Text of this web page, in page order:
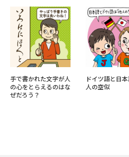
手で書かれた文字が人
の心をとらえるのはな
ぜだろう？
ドイツ語と日
人の空似